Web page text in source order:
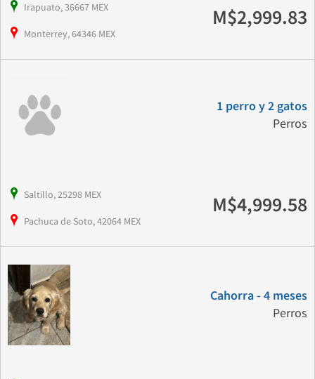
Irapuato, 36667 MEX
Monterrey, 64346 MEX
M$2,999.83
1 perro y 2 gatos
Perros
Saltillo, 25298 MEX
Pachuca de Soto, 42064 MEX
M$4,999.58
Cahorra - 4 meses
Perros